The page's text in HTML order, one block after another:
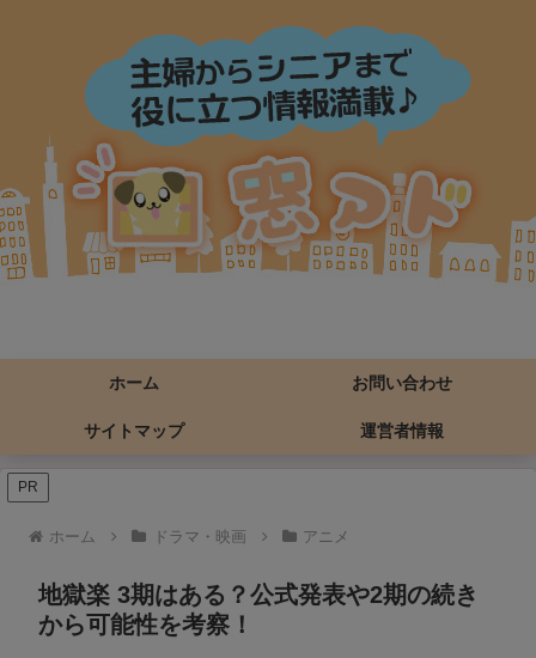
ホーム お問い合わせ
サイトマップ 運営者情報
PR
ホーム ドラマ・映画 アニメ
地獄楽 3期はある？公式発表や2期の続き
から可能性を考察！